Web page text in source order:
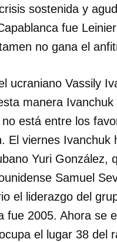
como favorito, primero
INICIAR
sostenida y
fue
no gana el
ucraniano Vassily
manera
está entre los
El viernes Ivanchuk
Yuri González,
Samuel
el liderazgo del
fue 2005. Ahora se
el lugar 38 del